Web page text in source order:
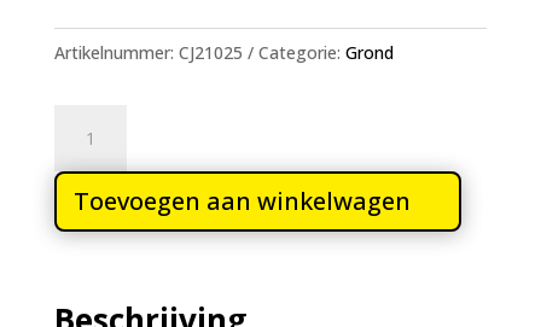
Artikelnummer: CJ21025 Categorie: Grond
Portaal
container
Toevoegen aan winkelwagen